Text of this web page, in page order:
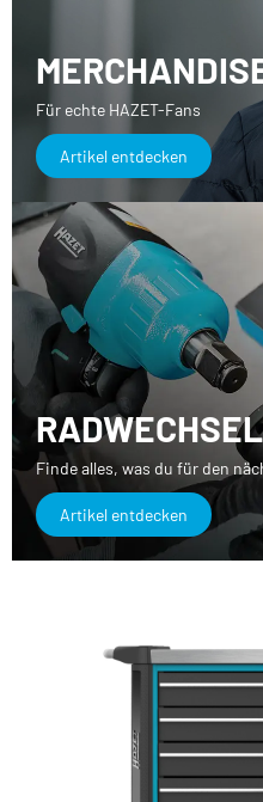
Für echte HAZET-Fans
Artikel entdecken
RADWECHSEL
Finde alles, was du für den
Artikel entdecken